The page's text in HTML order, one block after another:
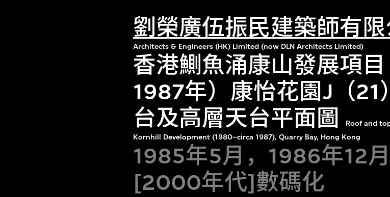
劉榮廣伍振民建築師有限
Architects & Engineers (HK) Limited (now DLN Architects Limited)
香港鰂魚涌康山發展項
1987年）康怡花園J（
台及高層天台平面圖
Roof and
Kornhill Development (1980–circa 1987), Quarry Bay, Hong Kong
1985年5月，1986年12月
[2000年代]數碼化